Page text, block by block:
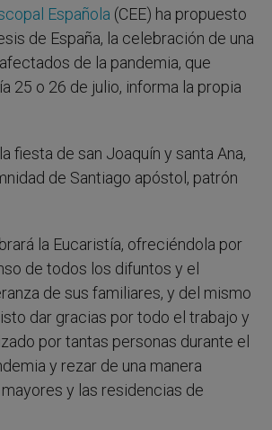
Española (CEE) ha propuesto
de España, la celebración de una
de la pandemia, que
25 o 26 de julio, informa la propia
fiesta de san Joaquín y santa Ana,
de Santiago apóstol, patrón
la Eucaristía, ofreciéndola por
de todos los difuntos y el
de sus familiares, y del mismo
dar gracias por todo el trabajo y
por tantas personas durante el
y rezar de una manera
y las residencias de